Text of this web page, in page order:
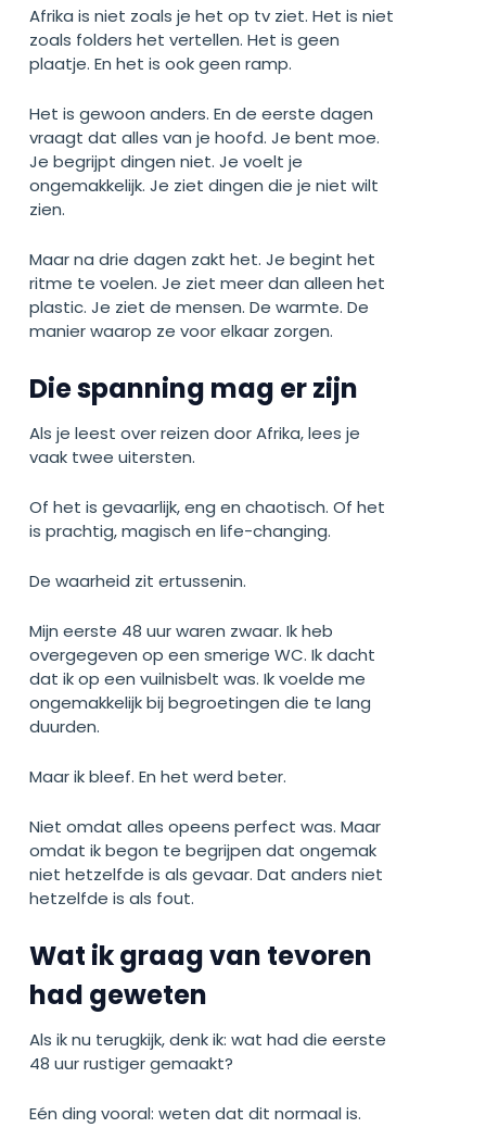
Afrika is niet zoals je het op tv ziet. Het is niet
zoals folders het vertellen. Het is geen
plaatje. En het is ook geen ramp.
Het is gewoon anders. En de eerste dagen
vraagt dat alles van je hoofd. Je bent moe.
Je begrijpt dingen niet. Je voelt je
ongemakkelijk. Je ziet dingen die je niet wilt
zien.
Maar na drie dagen zakt het. Je begint het
ritme te voelen. Je ziet meer dan alleen het
plastic. Je ziet de mensen. De warmte. De
manier waarop ze voor elkaar zorgen.
Die spanning mag er zijn
Als je leest over reizen door Afrika, lees je
vaak twee uitersten.
Of het is gevaarlijk, eng en chaotisch. Of het
is prachtig, magisch en life-changing.
De waarheid zit ertussenin.
Mijn eerste 48 uur waren zwaar. Ik heb
overgegeven op een smerige WC. Ik dacht
dat ik op een vuilnisbelt was. Ik voelde me
ongemakkelijk bij begroetingen die te lang
duurden.
Maar ik bleef. En het werd beter.
Niet omdat alles opeens perfect was. Maar
omdat ik begon te begrijpen dat ongemak
niet hetzelfde is als gevaar. Dat anders niet
hetzelfde is als fout.
Wat ik graag van tevoren
had geweten
Als ik nu terugkijk, denk ik: wat had die eerste
48 uur rustiger gemaakt?
Eén ding vooral: weten dat dit normaal is.